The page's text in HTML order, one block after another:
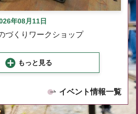
年08月11日
づくりワークショップ
もっと見る
イベント情報一覧